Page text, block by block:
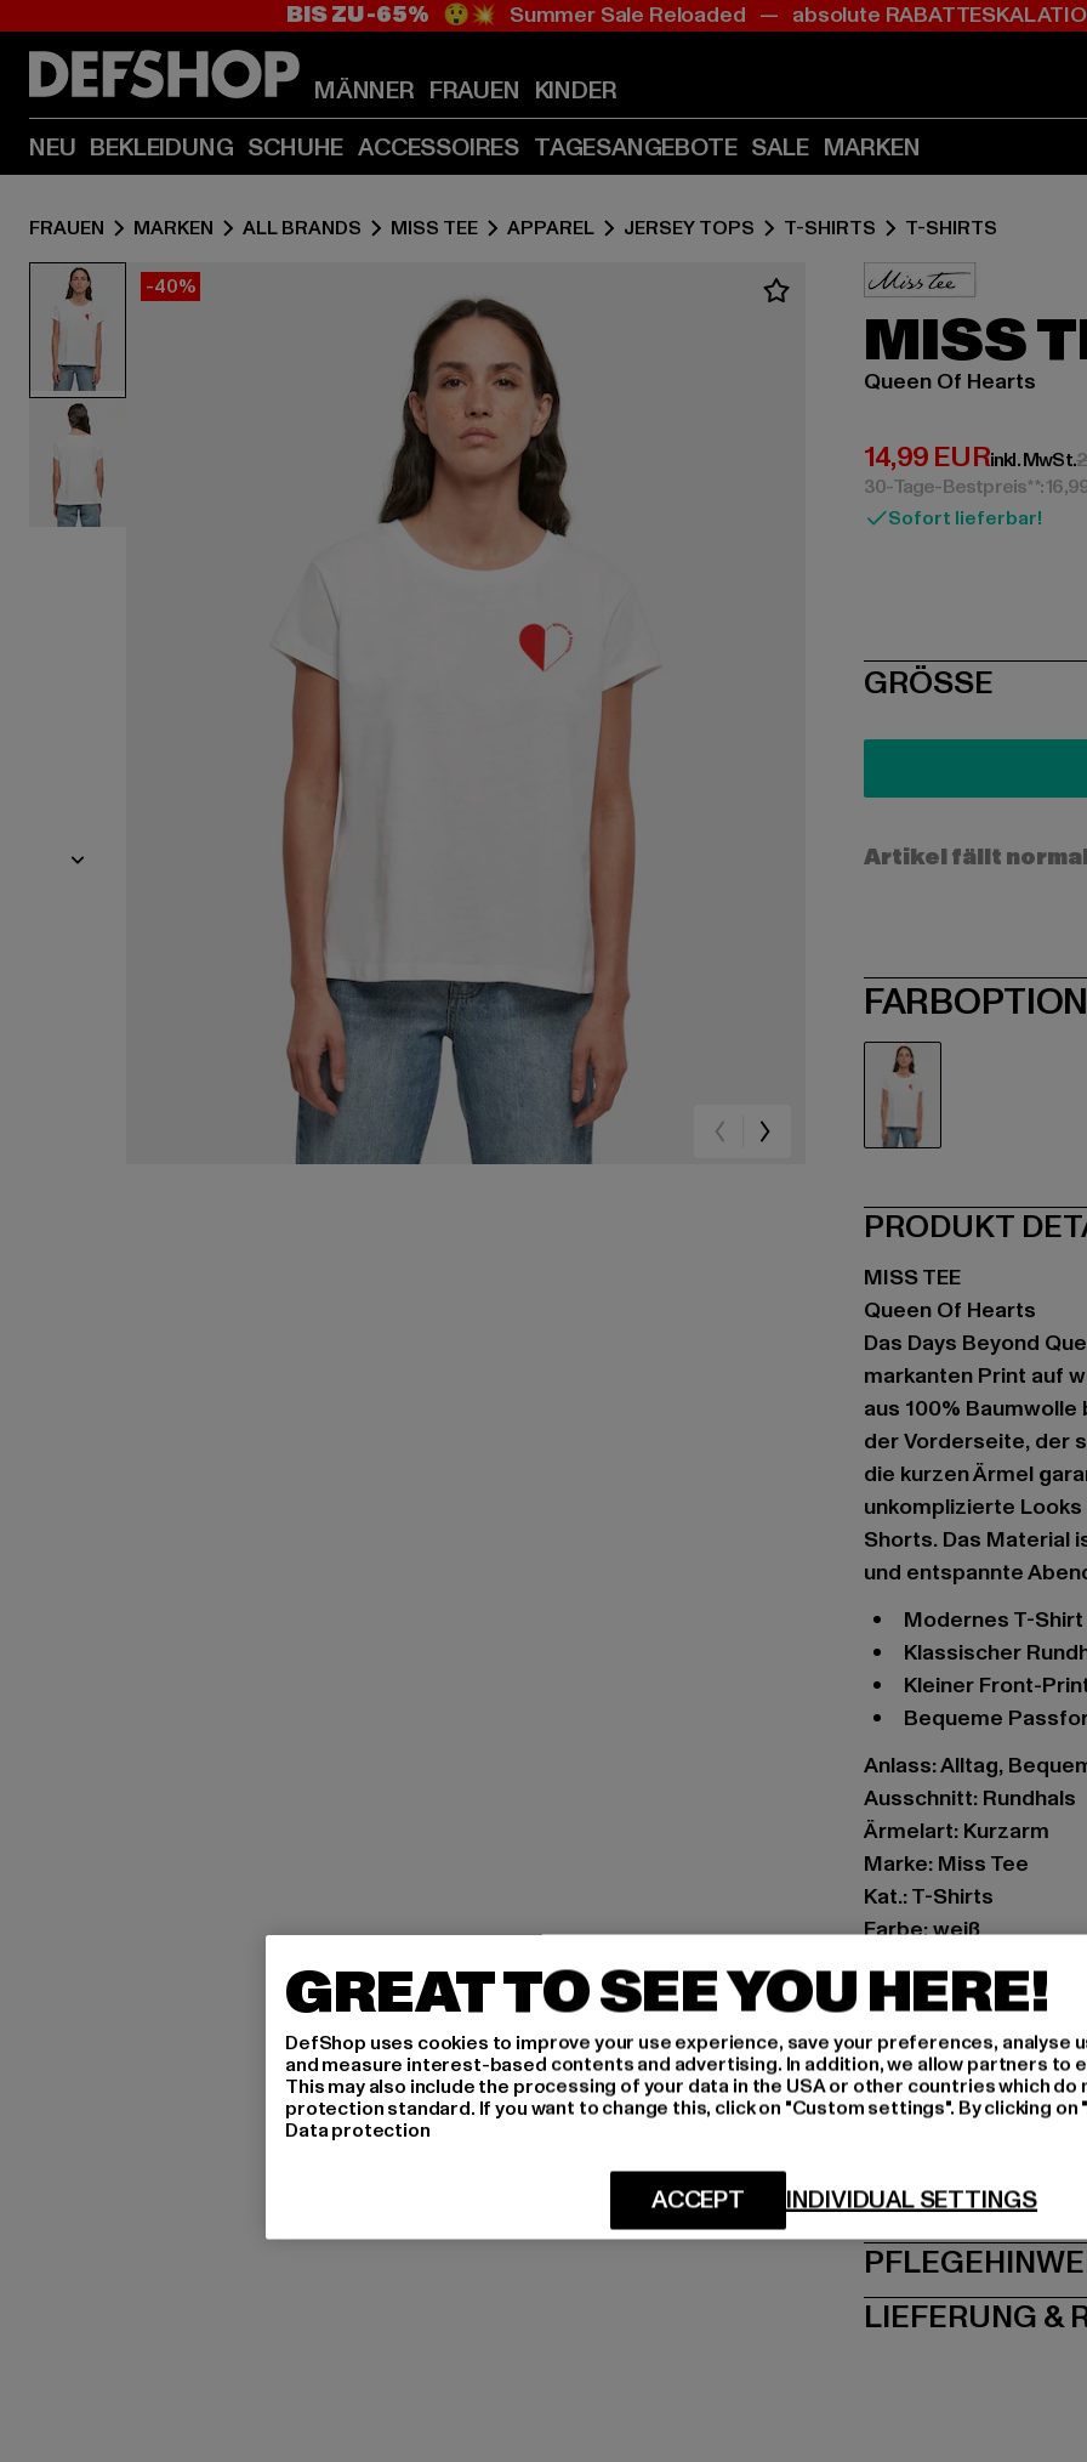
Zum
(Enter
drücken)
Zum
(Enter
drücken)
BIS ZU -65% 😲💥 Summer Sale Reloaded — absolute
MÄNNER FRAUEN KINDER
NEU BEKLEIDUNG SCHUHE ACCESSOIRES TAGESANGEBOTE SALE MARKEN
FRAUEN MARKEN ALL BRANDS MISS TEE APPAREL JERSEY TOPS T-SHIRTS T-SHIRTS
-40%
MISS
Queen Of Hearts
14,99 EUR
Derzeitiger Preis:
inkl. MwSt.
30-Tage-Bestpreis**:
Sofort lieferbar!
SIZE
GRÖSSE
Artikel fällt
PRODUKT
MISS TEE
Queen Of Hearts
Das Days Beyond
markanten Print auf
aus 100%
der Vorderseite, der
die kurzen Ärmel
unkomplizierte
Shorts. Das Material
und entspannte
Modernes T-
Klassischer
Kleiner Front-
Bequeme
Anlass: Alltag,
Ausschnitt: Rundhals
Ärmelart: Kurzarm
Marke: Miss Tee
Kat.: T-Shirts
Farbe: weiß
Hersteller Farbe: white
Art.Nr: BE020-00220
Hersteller: TB
Dr.-Robert-Murjahn-
GRÖSSE
LIEFERUNG &
GREAT TO SEE YOU HERE!
DefShop uses cookies to improve your use experience, save your preferences, analyse
and measure interest-based contents and advertising. In addition, we allow partners to
This may also include the processing of your data in the USA or other countries which do
protection standard. If you want to change this, click on "Custom settings". By clicking
Data protection
INDIVIDUAL SETTINGS
ACCEPT